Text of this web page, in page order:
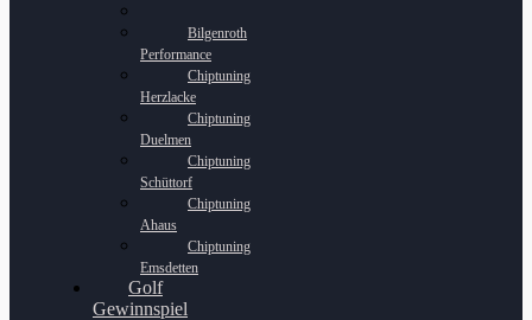
Bilgenroth
Performance
Chiptuning
Herzlacke
Chiptuning
Duelmen
Chiptuning
Schüttorf
Chiptuning
Ahaus
Chiptuning
Emsdetten
Golf
Gewinnspiel